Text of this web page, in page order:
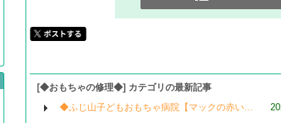
[◆おもちゃの修理◆] カテゴリの最新記事
◆ふじ山子どもおもちゃ病院【マックの赤い…